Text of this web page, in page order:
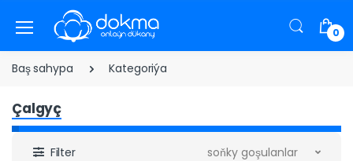
0
Baş sahypa Kategoriýa
Çalgyç
Filter soňky goşulanlar